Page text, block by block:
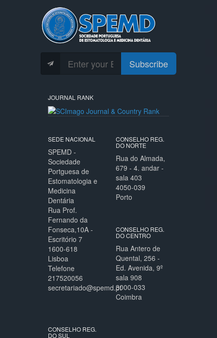
Subscribe
JOURNAL RANK
SEDE NACIONAL
SPEMD -
Sociedade
Portguesa de
Estomatologia e
Medicina
Dentária
Rua Prof.
Fernando da
Fonseca,10A -
Escritório 7
1600-618
Lisboa
Telefone
217520056
secretariado@spemd.pt
CONSELHO REG.
DO NORTE
Rua do Almada,
679 - 4. andar -
sala 403
4050-039
Porto
CONSELHO REG.
DO CENTRO
Rua Antero de
Quental, 256 -
Ed. Avenida, 9º
sala 908
3000-033
Coimbra
CONSELHO REG.
DO SUL